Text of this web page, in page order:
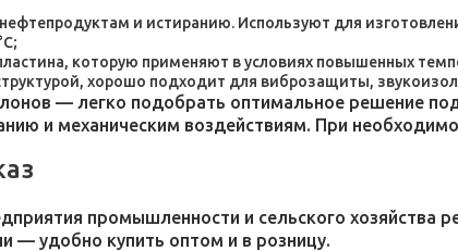
и истиранию. Используют для
которую применяют в условиях повышенных
хорошо подходит для виброзащиты,
— легко подобрать оптимальное решение
и механическим воздействиям. При
промышленности и сельского хозяйства
— удобно купить оптом и в розницу.